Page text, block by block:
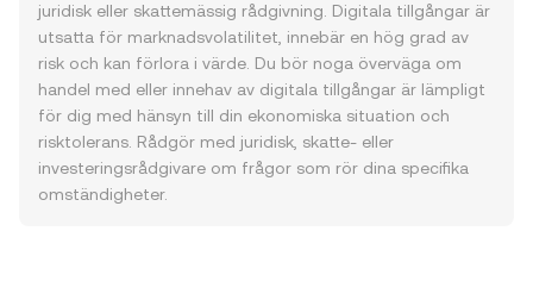
juridisk eller skattemässig rådgivning. Digitala tillgångar är
utsatta för marknadsvolatilitet, innebär en hög grad av
risk och kan förlora i värde. Du bör noga överväga om
handel med eller innehav av digitala tillgångar är lämpligt
för dig med hänsyn till din ekonomiska situation och
risktolerans. Rådgör med juridisk, skatte- eller
investeringsrådgivare om frågor som rör dina specifika
omständigheter.